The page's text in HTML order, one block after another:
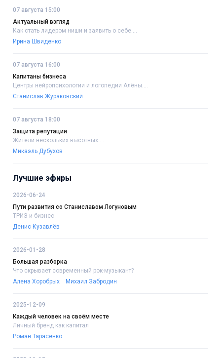
07 августа 15:00
Актуальный взгляд
Как стать лидером ниши и заявить о себе....
Ирина Швиденко
07 августа 16:00
Капитаны бизнеса
Центры нейропсихологии и логопедии Алёны....
Станислав Жураковский
07 августа 18:00
Защита репутации
Жители нескольких высотных....
Микаэль Дубухов
Лучшие эфиры
2026-06-24
Пути развития со Станиславом Логуновым
ТРИЗ и бизнес
Денис Кузавлёв
2026-01-28
Большая разборка
Что скрывает современный рок-музыкант?
Алена Хоробрых
Михаил Забродин
2025-12-09
Каждый человек на своём месте
Личный бренд как капитал
Роман Тарасенко